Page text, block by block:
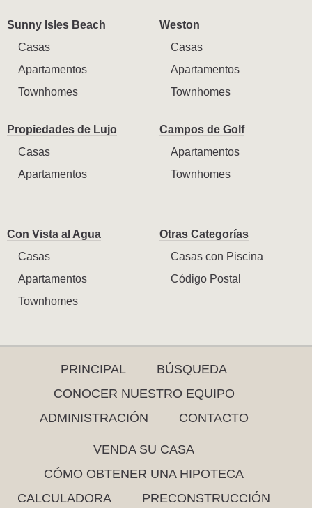
Sunny Isles Beach
Casas
Apartamentos
Townhomes
Weston
Casas
Apartamentos
Townhomes
Propiedades de Lujo
Casas
Apartamentos
Campos de Golf
Apartamentos
Townhomes
Con Vista al Agua
Casas
Apartamentos
Townhomes
Otras Categorías
Casas con Piscina
Código Postal
PRINCIPAL
BÚSQUEDA
CONOCER NUESTRO EQUIPO
ADMINISTRACIÓN
CONTACTO
VENDA SU CASA
CÓMO OBTENER UNA HIPOTECA
CALCULADORA
PRECONSTRUCCIÓN